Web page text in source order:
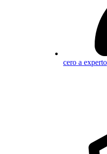
cero a experto